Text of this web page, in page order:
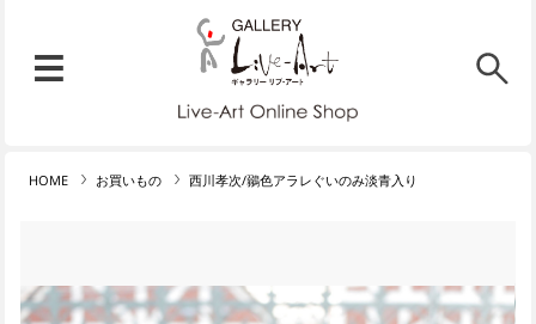
HOME お買いもの 西川孝次/鶸色アラレぐいのみ淡青入り